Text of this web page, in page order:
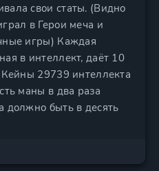
свои статы. (Видно
в Герои меча и
игры) Каждая
в интеллект, даёт 10
29739 интеллекта
маны в два раза
должно быть в десять